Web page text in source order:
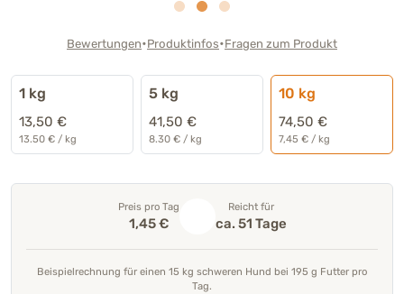
Bewertungen•Produktinfos•Fragen zum Produkt
1 kg
13,50 €
13.50 € / kg
5 kg
41,50 €
8.30 € / kg
10 kg
74,50 €
7,45 € / kg
Preis pro Tag
1,45 €
Reicht für
ca. 51 Tage
Beispielrechnung für einen 15 kg schweren Hund bei 195 g Futter pro
Tag.